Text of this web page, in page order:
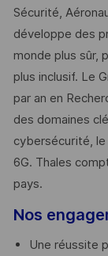
Sécurité,
développe des
monde plus sûr,
plus inclusif. Le
par an en
des domaines
cybersécurité, le
6G. Thales
pays. ​
Nos
Une réussite